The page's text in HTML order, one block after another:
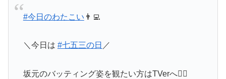
#今日のわたこい 👨‍💻
＼今日は #七五三の日 ／
坂元のバッティング姿を観たい方はTVerへ💁‍♂️